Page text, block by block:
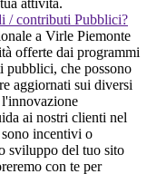
attività.
/ contributi Pubblici?
a Virle Piemonte
offerte dai programmi
pubblici, che possono
aggiornati sui diversi
ai nostri clienti nel
incentivi o
sviluppo del tuo sito
con te per